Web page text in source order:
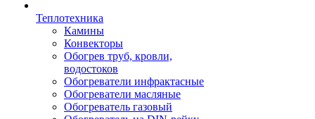
Теплотехника
Камины
Конвекторы
Обогрев труб, кровли,
водостоков
Обогреватели инфрактасные
Обогреватели масляные
Обогреватель газовый